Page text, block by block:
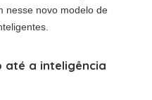
nesse novo modelo de
até a inteligência